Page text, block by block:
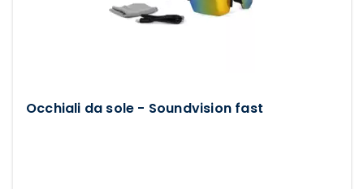
Occhiali da sole - Soundvision fast